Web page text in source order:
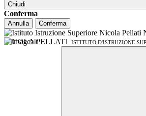
Chiudi
Conferma
Annulla Conferma
NICOLA PELLATI ISTITUTO D'ISTRUZIONE